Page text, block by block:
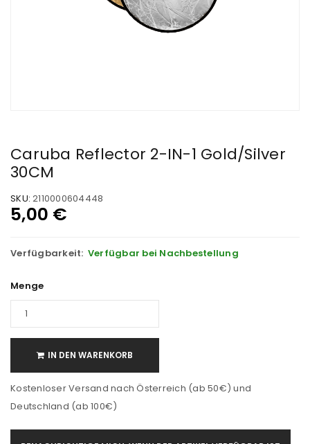
Caruba Reflector 2-IN-1 Gold/Silver
30CM
SKU: 2110000604448
5,00 €
Verfügbarkeit: Verfügbar bei Nachbestellung
Menge
IN DEN WARENKORB
Kostenloser Versand nach Österreich (ab 50€) und
Deutschland (ab 100€)